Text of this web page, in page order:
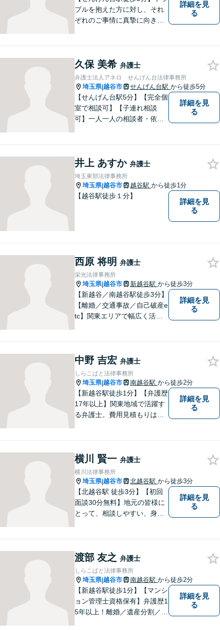
ブルを抱えた方に対し、それ
ぞれのご事情に真摯に向き合
金、 労働、企業法務など、多
岐に渡る分野に精通していま
す。お困りごとはお気軽にご
連絡ください。
詳細を見
る
久保 美希 弁護士
弁護士法人アネロ せんげん台法律事務所
埼玉県|越谷市 せんげん台駅 から徒歩5分
【せんげん台駅5分】【完全個
室で相談可】【子連れ相談
可】一人一人の相談者・依頼
適切かつ速やかに解決いたし
ます。 お気軽にご相談くださ
い。
詳細を見
る
井上 あすか 弁護士
埼玉東部法律事務所
埼玉県|越谷市 越谷駅 から徒歩1分
【越谷駅徒歩１分】
詳細を見
る
西原 将明 弁護士
栄光法律事務所
埼玉県|越谷市 新越谷駅 から徒歩3分
【新越谷／南越谷駅徒歩3分】
【離婚／交通事故／自己破産e
tc】関東エリアで幅広く活躍
リーで安心して相談いただけ
ます。お気軽にご相談くださ
い。
詳細を見
る
中野 吉宏 弁護士
しらこばと法律事務所
埼玉県|越谷市 南越谷駅 から徒歩2分
【新越谷駅徒歩1分】【弁護歴
17年以上】関東地域で活躍す
る弁護士。費用見積もりは無
最短で納得の解決へと導ける
よう尽力いたします。【駐車
場近く】
詳細を見
る
横川 賢一 弁護士
横川法律事務所
埼玉県|越谷市 北越谷駅 から徒歩3分
【北越谷駅 徒歩3分】【初回
面談30分無料】地元の皆様に
とって、相談しやすい、身近
してよいのかと迷っている
方、ぜひ一度ご相談くださ
い。
詳細を見
る
渡部 友之 弁護士
しらこばと法律事務所
埼玉県|越谷市 南越谷駅 から徒歩2分
【新越谷駅徒歩1分】【マンシ
ョン管理士資格保有】弁護歴1
5年以上！離婚／遺産分割／刑
詳細を見
る